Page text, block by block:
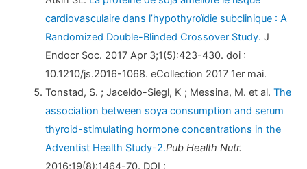
cardiovasculaire dans l’hypothyroïdie subclinique : A
Randomized Double-Blinded Crossover Study. J
Endocr Soc. 2017 Apr 3;1(5):423-430. doi :
10.1210/js.2016-1068. eCollection 2017 1er mai.
Tonstad, S. ; Jaceldo-Siegl, K ; Messina, M. et al.The
association between soya consumption and serum
thyroid-stimulating hormone concentrations in the
Adventist Health Study-2.Pub Health Nutr.
2016;19(8):1464-70. DOI :